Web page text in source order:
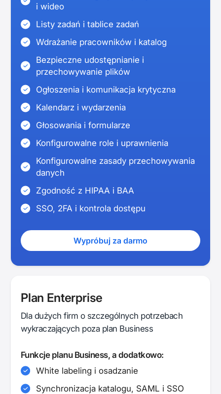
i wideo
Listy zadań i tablice zadań
Wdrażanie pracowników i katalog
Bezpieczne udostępnianie i
przechowywanie plików
Ogłoszenia i komunikacja krytyczna
Kalendarz i wydarzenia
Głosowania i formularze
Konfigurowalne role i uprawnienia
Konfigurowalne zasady przechowywania
danych
Zgodność z HIPAA i BAA
SSO, 2FA i kontrola dostępu
Wypróbuj za darmo
Plan Enterprise
Dla dużych firm o szczególnych potrzebach
wykraczających poza plan Business
Funkcje planu Business, a dodatkowo:
White labeling i osadzanie
Synchronizacja katalogu, SAML i SSO